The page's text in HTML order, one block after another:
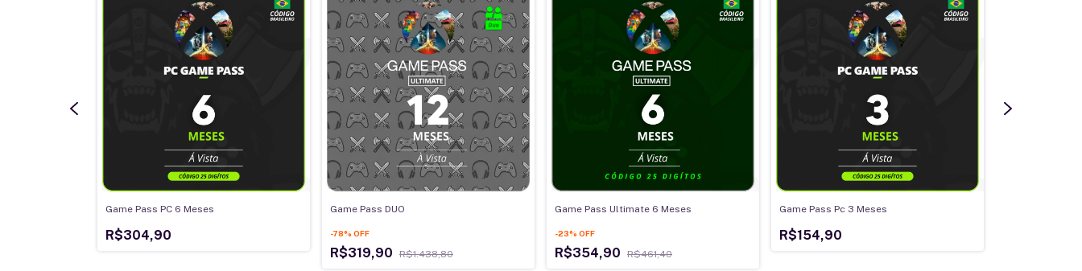
Game Pass PC 6 Meses
R$304,90
Game Pass DUO
-78% OFF
R$319,90 R$1.438,80
Game Pass Ultimate 6 Meses
-23% OFF
R$354,90 R$461,40
Game Pass Pc 3 Meses
R$154,90